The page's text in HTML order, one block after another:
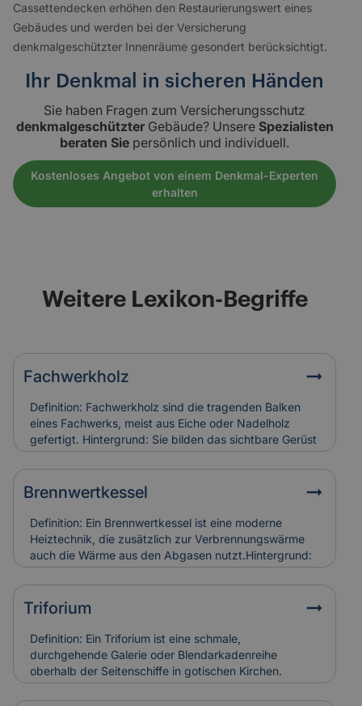
Cassettendecken erhöhen den Restaurierungswert eines
Gebäudes und werden bei der Versicherung
denkmalgeschützter Innenräume gesondert berücksichtigt.
Ihr Denkmal in sicheren Händen
Sie haben Fragen zum Versicherungsschutz
denkmalgeschützterGebäude? Unsere Spezialisten
beraten Sie persönlich und individuell.
Kostenloses Angebot von einem Denkmal-Experten
erhalten
Weitere Lexikon-Begriffe
Fachwerkholz
Definition: Fachwerkholz sind die tragenden Balken
eines Fachwerks, meist aus Eiche oder Nadelholz
gefertigt. Hintergrund: Sie bilden das sichtbare Gerüst
der Konstruktion und sind durch Zapfen, Dübel oder
Verblattungen miteinander verbunden. Fachwerkholz
bestimmt Stabilität und Erscheinungsbild eines
oder Schädlingsbefall am Fachwerkholz führen zu
hohen Restaurierungskosten, die Versicherungen bei
denkmalgerechter Instandsetzung berücksichtigen.
Brennwertkessel
Definition: Ein Brennwertkessel ist eine moderne
Heiztechnik, die zusätzlich zur Verbrennungswärme
auch die Wärme aus den Abgasen nutzt.Hintergrund:
Dadurch arbeitet der Kessel besonders effizient und
spart Energie im Vergleich zu älteren Heizsystemen. In
Alt- und Denkmalgebäuden wird er häufig in
eingesetzt.Relevanz für Versicherung:
Brennwertkessel senken Betriebskosten, erfordern
aber eine regelmäßige Wartung. Schäden durch
Kondensat oder Abgasfehler werden in der
Gebäudeversicherung individuell bewertet.
Triforium
Definition: Ein Triforium ist eine schmale,
durchgehende Galerie oder Blendarkadenreihe
oberhalb der Seitenschiffe in gotischen Kirchen.
Hintergrund: Es dient vor allem der Gliederung der
Innenwand und trägt zur Lichtführung und optischen